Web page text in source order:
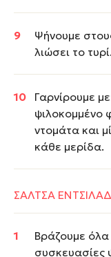
Ψήνουμε
λιώσει το τυρί.
Γαρνίρουμε
ψιλοκομμένο
ντομάτα και
κάθε μερίδα.
ΣΑΛΤΣΑ
Βράζουμε όλα
συσκευασίες